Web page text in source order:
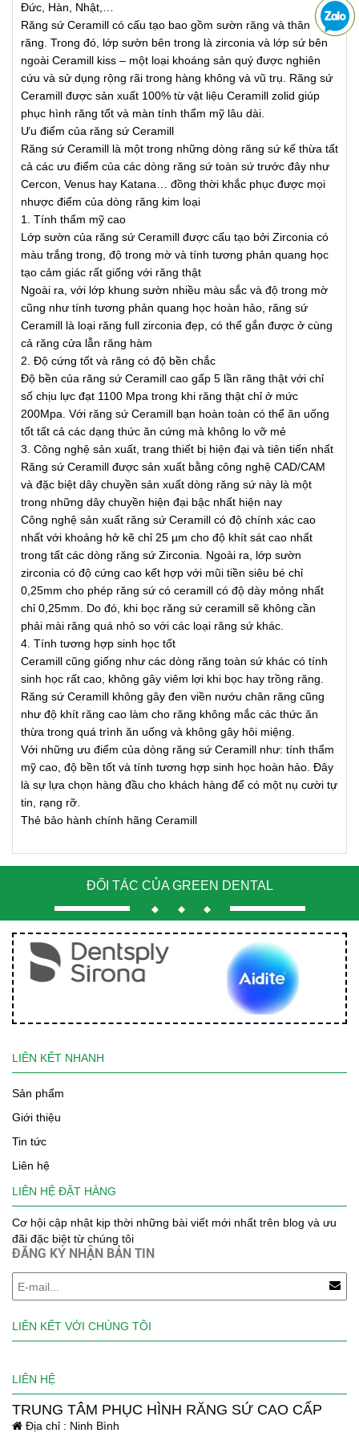
Đức, Hàn, Nhật,…
Răng sứ Ceramill có cấu tạo bao gồm sườn răng và thân
răng. Trong đó, lớp sườn bên trong là zirconia và lớp sứ bên
ngoài Ceramill kiss – một loại khoáng sản quý được nghiên
cứu và sử dụng rộng rãi trong hàng không và vũ trụ. Răng sứ
Ceramill được sản xuất 100% từ vật liệu Ceramill zolid giúp
phục hình răng tốt và màn tính thẩm mỹ lâu dài.
Ưu điểm của răng sứ Ceramill
Răng sứ Ceramill là một trong những dòng răng sứ kế thừa tất
cả các ưu điểm của các dòng răng sứ toàn sứ trước đây như
Cercon, Venus hay Katana… đồng thời khắc phục được mọi
nhược điểm của dòng răng kim loại
1. Tính thẩm mỹ cao
Lớp sườn của răng sứ Ceramill được cấu tạo bởi Zirconia có
màu trắng trong, độ trong mờ và tính tương phản quang học
tạo cảm giác rất giống với răng thật
Ngoài ra, với lớp khung sườn nhiều màu sắc và độ trong mờ
cũng như tính tương phản quang học hoàn hảo, răng sứ
Ceramill là loại răng full zirconia đẹp, có thể gắn được ở cùng
cả răng cửa lẫn răng hàm
2. Độ cứng tốt và răng có độ bền chắc
Độ bền của răng sứ Ceramill cao gấp 5 lần răng thật với chỉ
số chịu lực đạt 1100 Mpa trong khi răng thật chỉ ở mức
200Mpa. Với răng sứ Ceramill bạn hoàn toàn có thể ăn uống
tốt tất cả các dạng thức ăn cứng mà không lo vỡ mẻ
3. Công nghệ sản xuất, trang thiết bị hiện đại và tiên tiến nhất
Răng sứ Ceramill được sản xuất bằng công nghệ CAD/CAM
và đặc biệt dây chuyền sản xuất dòng răng sứ này là một
trong những dây chuyền hiện đại bậc nhất hiện nay
Công nghệ sản xuất răng sứ Ceramill có độ chính xác cao
nhất với khoảng hở kẽ chỉ 25 µm cho độ khít sát cao nhất
trong tất các dòng răng sứ Zirconia. Ngoài ra, lớp sườn
zirconia có độ cứng cao kết hợp với mũi tiền siêu bé chỉ
0,25mm cho phép răng sứ có ceramill có độ dày mỏng nhất
chỉ 0,25mm. Do đó, khi bọc răng sứ ceramill sẽ không cần
phải mài răng quá nhỏ so với các loại răng sứ khác.
4. Tính tương hợp sinh học tốt
Ceramill cũng giống như các dòng răng toàn sứ khác có tính
sinh học rất cao, không gây viêm lợi khi bọc hay trồng răng.
Răng sứ Ceramill không gây đen viền nướu chân răng cũng
như độ khít răng cao làm cho răng không mắc các thức ăn
thừa trong quá trình ăn uống và không gây hôi miệng.
Với những ưu điểm của dòng răng sứ Ceramill như: tính thẩm
mỹ cao, độ bền tốt và tính tương hợp sinh học hoàn hảo. Đây
là sự lựa chọn hàng đầu cho khách hàng để có một nụ cười tự
tin, rạng rỡ.
Thẻ bảo hành chính hãng Ceramill
ĐỐI TÁC CỦA GREEN DENTAL
LIÊN KẾT NHANH
Sản phẩm
Giới thiệu
Tin tức
Liên hệ
LIÊN HỆ ĐẶT HÀNG
Cơ hội cập nhật kịp thời những bài viết mới nhất trên blog và ưu
đãi đặc biệt từ chúng tôi
ĐĂNG KÝ NHẬN BẢN TIN
LIÊN KẾT VỚI CHÚNG TÔI
LIÊN HỆ
TRUNG TÂM PHỤC HÌNH RĂNG SỨ CAO CẤP
Địa chỉ : Ninh Bình